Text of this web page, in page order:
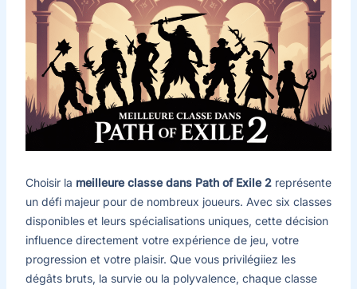
Choisir la meilleure classe dans Path of Exile 2représente
un défi majeur pour de nombreux joueurs. Avec six classes
disponibles et leurs spécialisations uniques, cette décision
influence directement votre expérience de jeu, votre
progression et votre plaisir. Que vous privilégiiez les
dégâts bruts, la survie ou la polyvalence, chaque classe